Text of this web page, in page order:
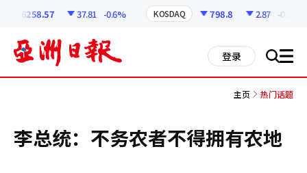
6258.57 37.81 -0.6% KOSDAQ 798.8 2.87 -0.36%
登录 搜 all
主页 热门话题
李总统：不务农者不得拥有农地